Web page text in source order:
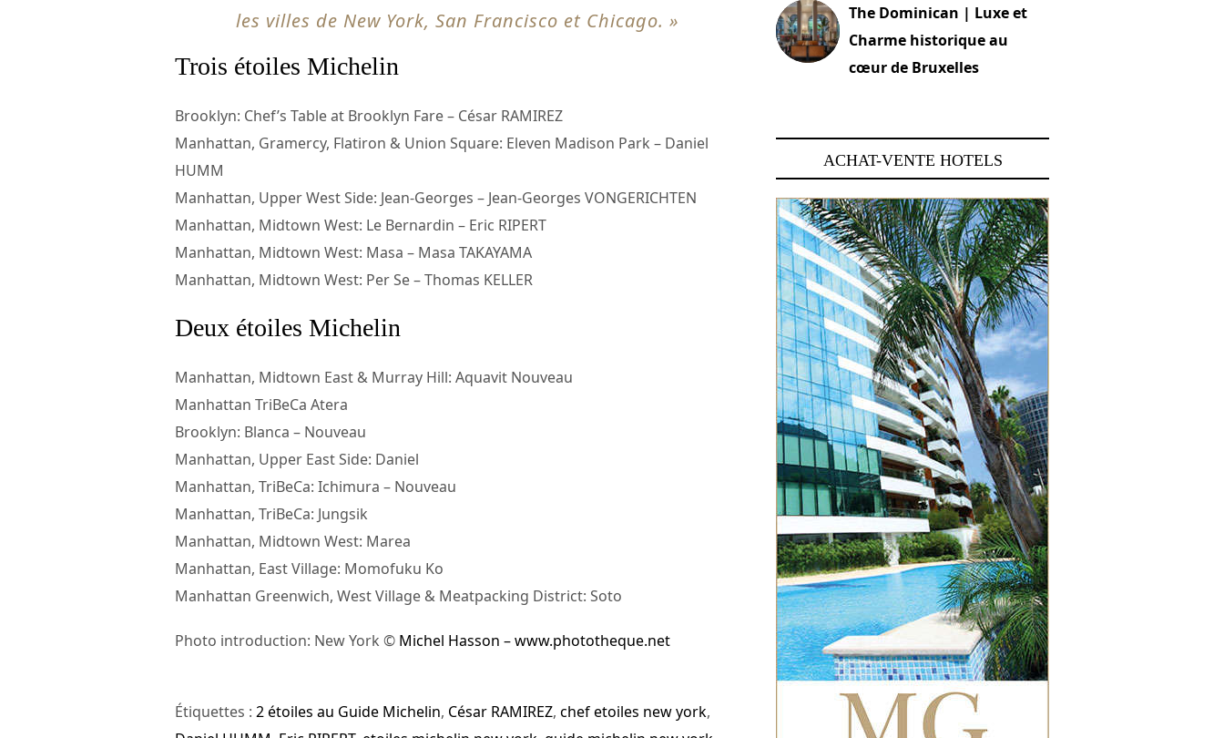
les villes de New York, San Francisco et Chicago. »
Trois étoiles Michelin
Brooklyn: Chef’s Table at Brooklyn Fare – César RAMIREZ
Manhattan, Gramercy, Flatiron & Union Square: Eleven Madison Park – Daniel
HUMM
Manhattan, Upper West Side: Jean-Georges – Jean-Georges VONGERICHTEN
Manhattan, Midtown West: Le Bernardin – Eric RIPERT
Manhattan, Midtown West: Masa – Masa TAKAYAMA
Manhattan, Midtown West: Per Se – Thomas KELLER
Deux étoiles Michelin
Manhattan, Midtown East & Murray Hill: Aquavit Nouveau
Manhattan TriBeCa Atera
Brooklyn: Blanca – Nouveau
Manhattan, Upper East Side: Daniel
Manhattan, TriBeCa: Ichimura – Nouveau
Manhattan, TriBeCa: Jungsik
Manhattan, Midtown West: Marea
Manhattan, East Village: Momofuku Ko
Manhattan Greenwich, West Village & Meatpacking District: Soto
Photo introduction: New York © Michel Hasson – www.phototheque.net
Étiquettes : 2 étoiles au Guide Michelin, César RAMIREZ, chef etoiles new york,
The Dominican | Luxe et
Charme historique au
cœur de Bruxelles
ACHAT-VENTE HOTELS